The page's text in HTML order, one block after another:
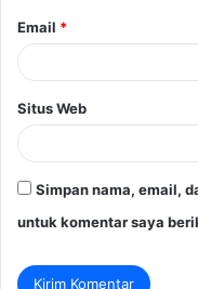
Email *
Situs Web
Simpan nama, email,
untuk komentar saya